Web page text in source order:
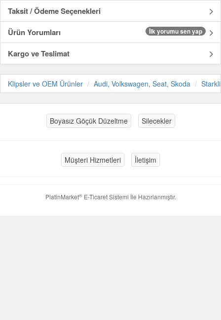
Taksit / Ödeme Seçenekleri
Ürün Yorumları
İlk yorumu sen yap
Kargo ve Teslimat
Klipsler ve OEM Ürünler Audi, Volkswagen, Seat, Skoda
Boyasız Göçük Düzeltme Silecekler
Müşteri Hizmetleri İletişim
PlatinMarket®E-Ticaret Sistemi İle Hazırlanmıştır.